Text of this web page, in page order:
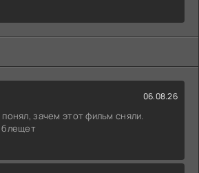
06.08.26
зачем этот фильм сняли.